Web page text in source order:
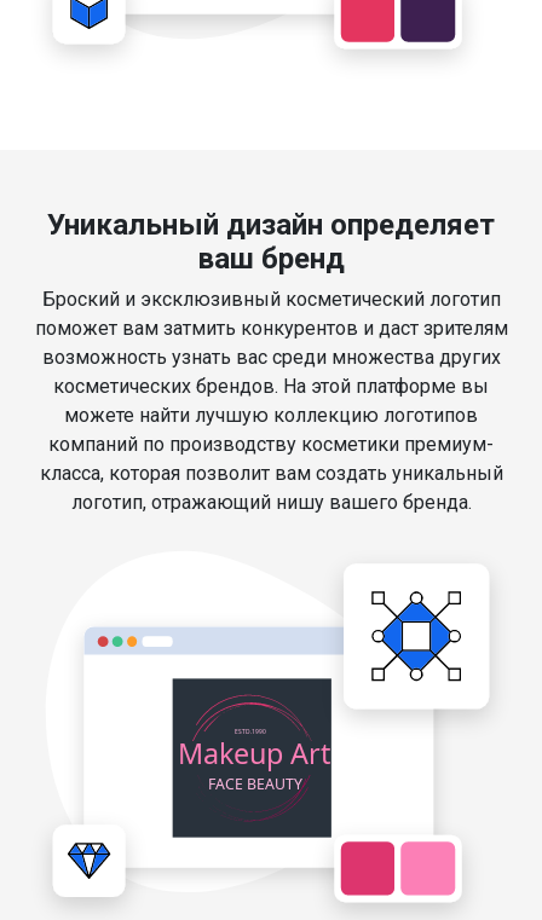
Уникальный дизайн определяет
ваш бренд
Броский и эксклюзивный косметический логотип
поможет вам затмить конкурентов и даст зрителям
возможность узнать вас среди множества других
косметических брендов. На этой платформе вы
можете найти лучшую коллекцию логотипов
компаний по производству косметики премиум-
класса, которая позволит вам создать уникальный
логотип, отражающий нишу вашего бренда.